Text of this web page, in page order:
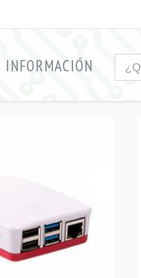
INFORMACIÓN